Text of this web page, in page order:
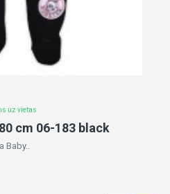
uz vietas
cm 06-183 black
Baby..